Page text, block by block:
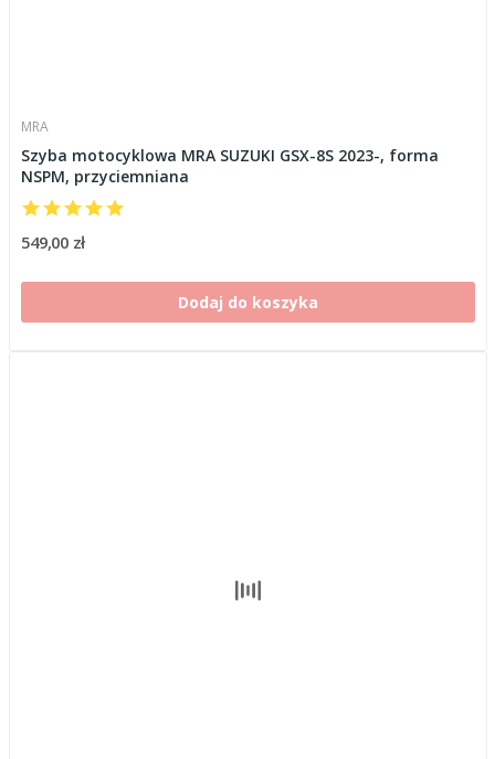
MRA
Szyba motocyklowa MRA SUZUKI GSX-8S 2023-, forma
NSPM, przyciemniana
549,00 zł
Dodaj do koszyka